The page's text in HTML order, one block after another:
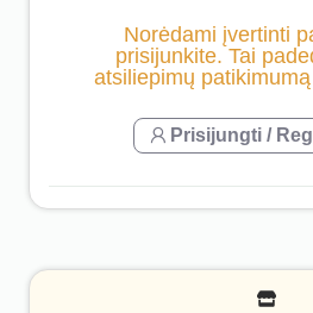
Norėdami įvertinti
prisijunkite. Tai
atsiliepimų
Prisijungti /